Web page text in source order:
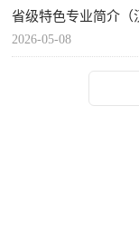
省级特色专业简介（
2026-05-08